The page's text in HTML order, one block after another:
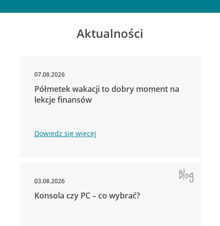
Aktualności
07.08.2026
Półmetek wakacji to dobry moment na
lekcje finansów
Dowiedz się więcej
03.08.2026
Konsola czy PC – co wybrać?